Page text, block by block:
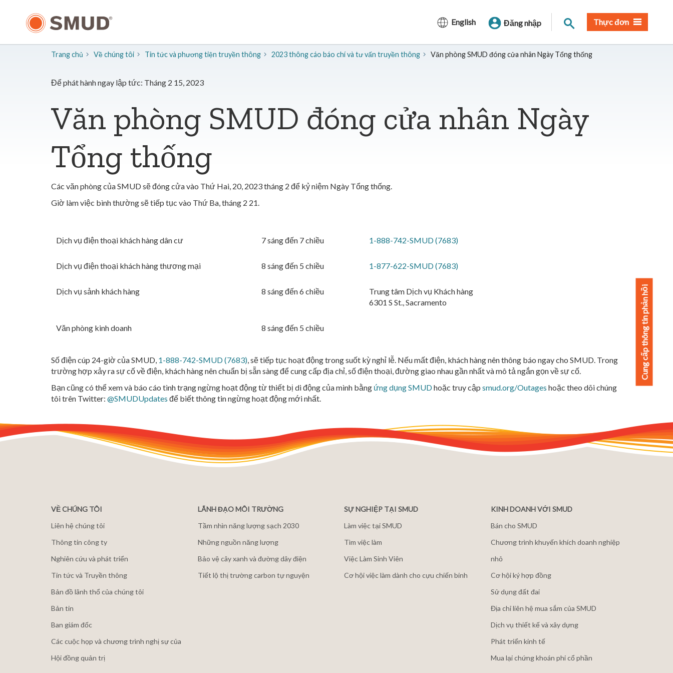
English Đăng nhập Tìm trangThực đơn
Trang chủ Về chúng tôi ​Tin tức và phương tiện truyền thông 2023 thông cáo báo chí và tư vấn truyền thông Văn phòng SMUD đóng cửa nhân Ngày Tổng thống
Để phát hành ngay lập tức: Tháng 2 15, 2023
Văn phòng SMUD đóng cửa nhân Ngày
Tổng thống
Các văn phòng của SMUD sẽ đóng cửa vào Thứ Hai, 20, 2023 tháng 2 để kỷ niệm Ngày Tổng thống.
Giờ làm việc bình thường sẽ tiếp tục vào Thứ Ba, tháng 2 21.
Dịch vụ điện thoại khách hàng dân cư 7 sáng đến 7 chiều 1-888-742-SMUD (7683)
Dịch vụ điện thoại khách hàng thương mại 8 sáng đến 5 chiều 1-877-622-SMUD (7683)
Dịch vụ sảnh khách hàng 8 sáng đến 6 chiều
Trung tâm Dịch vụ Khách hàng
6301 S St., Sacramento
Văn phòng kinh doanh 8 sáng đến 5 chiều
Số điện cúp 24-giờ của SMUD, 1-888-742-SMUD (7683), sẽ tiếp tục hoạt động trong suốt kỳ nghỉ lễ. Nếu mất điện, khách hàng nên thông báo ngay cho SMUD. Trong
trường hợp xảy ra sự cố về điện, khách hàng nên chuẩn bị sẵn sàng để cung cấp địa chỉ, số điện thoại, đường giao nhau gần nhất và mô tả ngắn gọn về sự cố.
Bạn cũng có thể xem và báo cáo tình trạng ngừng hoạt động từ thiết bị di động của mình bằng ứng dụng SMUDhoặc truy cập smud.org/Outages hoặc theo dõi chúng
tôi trên Twitter: @SMUDUpdates để biết thông tin ngừng hoạt động mới nhất.
VỀ CHÚNG TÔI
Liên hệ chúng tôi
Thông tin công ty
Nghiên cứu và phát triển
Tin tức và Truyền thông
Bản đồ lãnh thổ của chúng tôi
Bản tin
Ban giám đốc
Các cuộc họp và chương trình nghị sự của
Hội đồng quản trị
LÃNH ĐẠO MÔI TRƯỜNG
Tầm nhìn năng lượng sạch 2030
Những nguồn năng lượng
Bảo vệ cây xanh và đường dây điện
Tiết lộ thị trường carbon tự nguyện
SỰ NGHIỆP TẠI SMUD
Làm việc tại SMUD
Tìm việc làm
Việc Làm Sinh Viên
Cơ hội việc làm dành cho cựu chiến binh
KINH DOANH VỚI SMUD
Bán cho SMUD
Chương trình khuyến khích doanh nghiệp
nhỏ
Cơ hội ký hợp đồng
Sử dụng đất đai
Địa chỉ liên hệ mua sắm của SMUD
Dịch vụ thiết kế và xây dựng
Phát triển kinh tế
Mua lại chứng khoán phi cổ phần
Cung cấp thông tin phản hồi